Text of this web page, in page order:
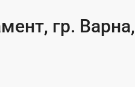
гр. Варна,